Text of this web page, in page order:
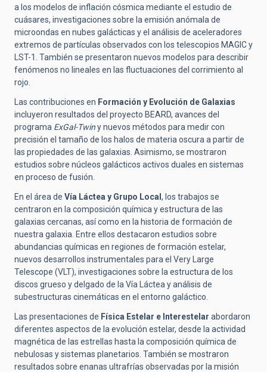
a los modelos de inflación cósmica mediante el estudio de
cuásares, investigaciones sobre la emisión anómala de
microondas en nubes galácticas y el análisis de aceleradores
extremos de partículas observados con los telescopios MAGIC y
LST-1. También se presentaron nuevos modelos para describir
fenómenos no lineales en las fluctuaciones del corrimiento al
rojo.
Las contribuciones en Formación y Evolución de Galaxias
incluyeron resultados del proyecto BEARD, avances del
programa ExGal-Twiny nuevos métodos para medir con
precisión el tamaño de los halos de materia oscura a partir de
las propiedades de las galaxias. Asimismo, se mostraron
estudios sobre núcleos galácticos activos duales en sistemas
en proceso de fusión.
En el área de Vía Láctea y Grupo Local , los trabajos se
centraron en la composición química y estructura de las
galaxias cercanas, así como en la historia de formación de
nuestra galaxia. Entre ellos destacaron estudios sobre
abundancias químicas en regiones de formación estelar,
nuevos desarrollos instrumentales para el Very Large
Telescope (VLT), investigaciones sobre la estructura de los
discos grueso y delgado de la Vía Láctea y análisis de
subestructuras cinemáticas en el entorno galáctico.
Las presentaciones de Física Estelar e Interestelar abordaron
diferentes aspectos de la evolución estelar, desde la actividad
magnética de las estrellas hasta la composición química de
nebulosas y sistemas planetarios. También se mostraron
resultados sobre enanas ultrafrías observadas por la misión